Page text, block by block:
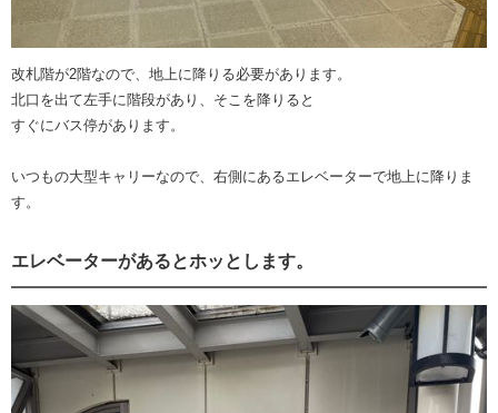
改札階が2階なので、地上に降りる必要があります。
北口を出て左手に階段があり、そこを降りると
すぐにバス停があります。
いつもの大型キャリーなので、右側にあるエレベーターで地上に降りま
す。
エレベーターがあるとホッとします。